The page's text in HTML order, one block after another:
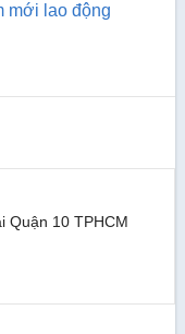
mới lao động
Quận 10 TPHCM